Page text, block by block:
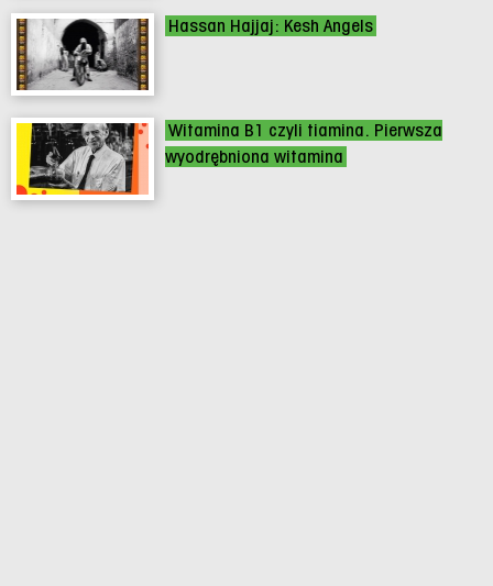
Hassan Hajjaj: Kesh Angels
Witamina B1 czyli tiamina. Pierwsza
wyodrębniona witamina